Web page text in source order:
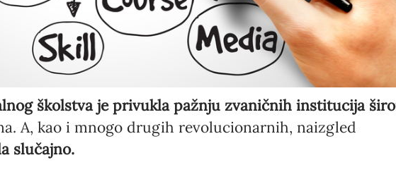
školstva je privukla pažnju zvaničnih institucija
A, kao i mnogo drugih revolucionarnih, naizgled
slučajno.
your first name
preference
English